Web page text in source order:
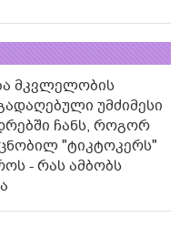
მკვლელობის
უმძიმესი
ჩანს, როგორ
"ტიკტოკერს"
- რას ამბობს